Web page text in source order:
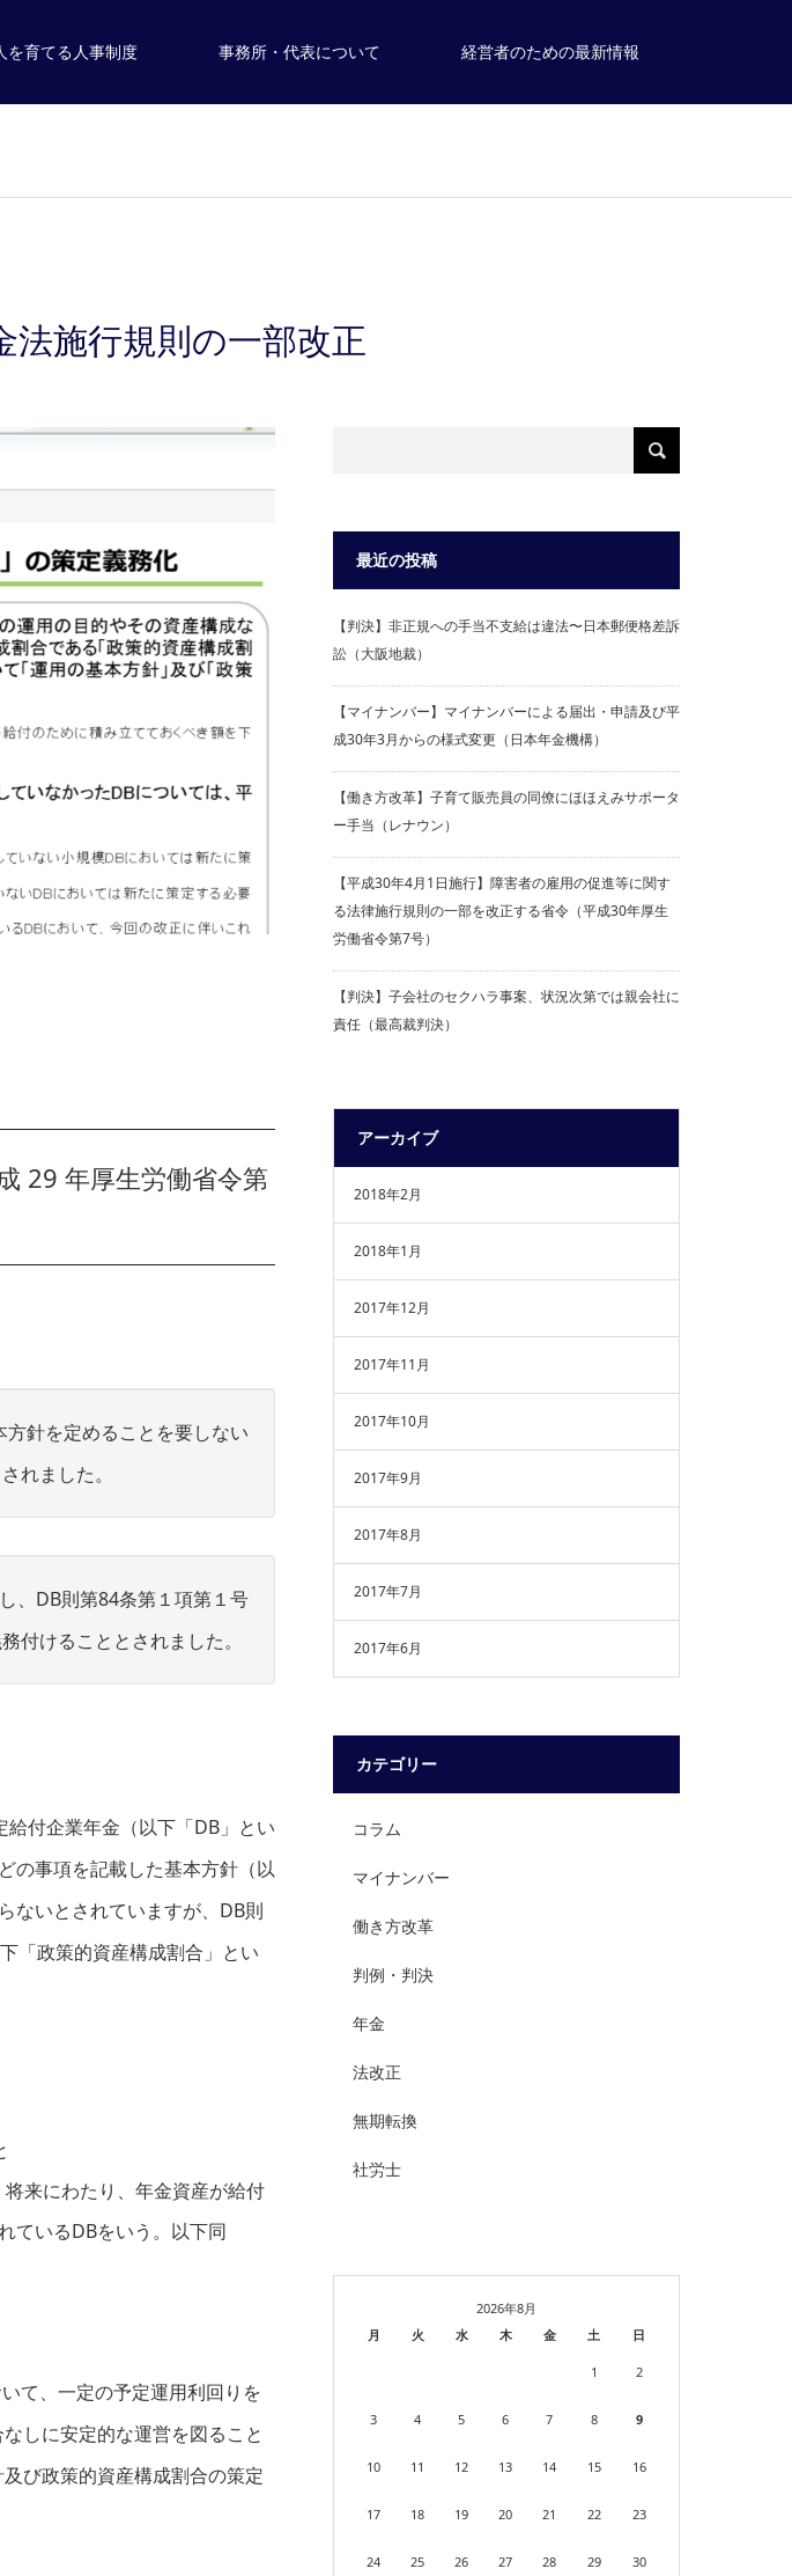
を育てる人事制度 事務所・代表について 経営者のための最新情報
法施行規則の一部改正
29 年厚生労働省令第
針を定めることを要しない
れました。
、DB則第84条第１項第１号
付けることとされました。
付企業年金（以下「DB」とい
の事項を記載した基本方針（以
ないとされていますが、DB則
「政策的資産構成割合」とい
来にわたり、年金資産が給付
ているDBをいう。以下同
て、一定の予定運用利回りを
しに安定的な運営を図ること
び政策的資産構成割合の策定
最近の投稿
【判決】非正規への手当不支給は違法〜日本郵便格差訴
訟（大阪地裁）
【マイナンバー】マイナンバーによる届出・申請及び平
成30年3月からの様式変更（日本年金機構）
【働き方改革】子育て販売員の同僚にほほえみサポータ
ー手当（レナウン）
【平成30年4月1日施行】障害者の雇用の促進等に関す
る法律施行規則の一部を改正する省令（平成30年厚生
労働省令第7号）
【判決】子会社のセクハラ事案、状況次第では親会社に
責任（最高裁判決）
アーカイブ
2018年2月
2018年1月
2017年12月
2017年11月
2017年10月
2017年9月
2017年8月
2017年7月
2017年6月
カテゴリー
コラム
マイナンバー
働き方改革
判例・判決
年金
法改正
無期転換
社労士
2026年8月
月
火 水 木 金 土 日
1 2
3 4 5 6 7 8 9
10 11 12 13 14 15 16
17 18 19 20 21 22 23
24 25 26 27 28 29 30